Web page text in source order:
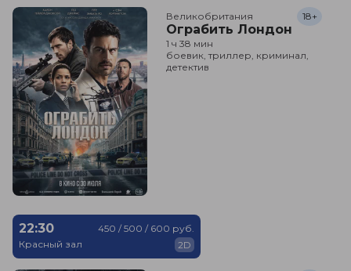
Великобритания
Ограбить Лондон
18+
1 ч 38 мин
боевик, триллер, криминал,
детектив
22:30
Красный зал
450 / 500 / 600 руб.
2D